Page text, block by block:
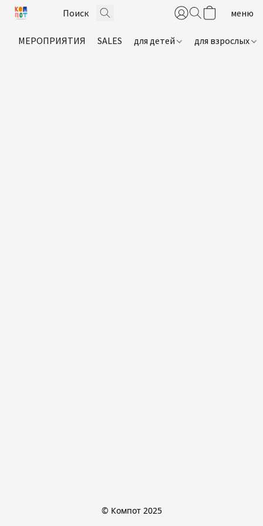
МЕРОПРИЯТИЯ SALES для детей для взрослых
© Компот 2025